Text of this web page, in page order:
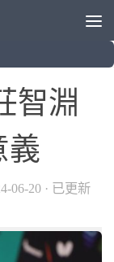
智淵
義
06-20 · 已更新